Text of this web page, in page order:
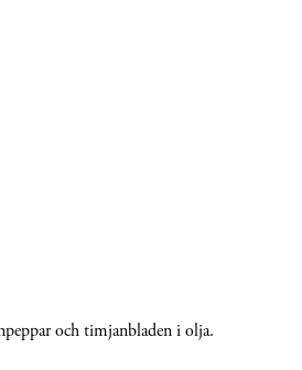
och timjanbladen i olja.